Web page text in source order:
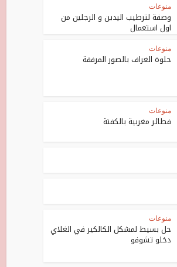
منوعات
وصفة لترطيب اليدين و الرجلين من
اول استعمال
منوعات
حلوة الغراف بالصور المرفقة
منوعات
فطائر مغربية بالكفتة
منوعات
حل بسيط لمشكل الكالكير في الغلاي
دخلو تشوفو